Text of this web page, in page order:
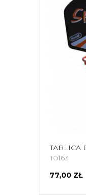
T0163
77,00 ZŁ